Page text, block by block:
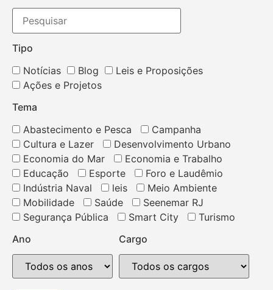
Tipo
Notícias
Blog
Leis e Proposições
Ações e Projetos
Tema
Abastecimento e Pesca
Campanha
Cultura e Lazer
Desenvolvimento Urbano
Economia do Mar
Economia e Trabalho
Educação
Esporte
Foro e Laudêmio
Indústria Naval
leis
Meio Ambiente
Mobilidade
Saúde
Seenemar RJ
Segurança Pública
Smart City
Turismo
Ano
Cargo